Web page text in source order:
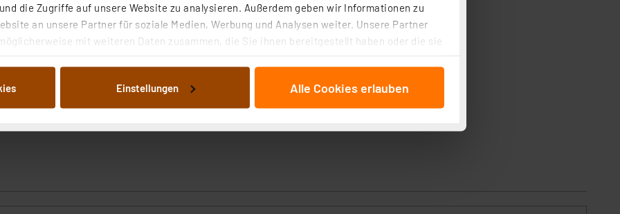
die Zugriffe auf unsere Website zu analysieren. Außerdem geben wir Informationen zu
an unsere Partner für soziale Medien, Werbung und Analysen weiter. Unsere Partner
mit weiteren Daten zusammen, die Sie ihnen bereitgestellt haben oder die sie
dargestellten bzw. die von Ihnen ausgewählten Verarbeitungszwecke (Art. 6
Auflistung der einzelnen Cookies nach Zweck und Anbieter ist durch Klick auf den
Ihre erteilte Zustimmung können Sie jederzeit unter dem Link „Cookie Einstellungen“
Zeitpunkt des Widerrufs bleibt hiervon unberührt. Ihre Browser-Einstellungen können
Einstellungen Alle Cookies erlauben
zu 50000 Schaltzyklen